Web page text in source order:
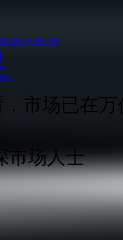
热讨论 炒股大赛
金
市场已在
市场人士